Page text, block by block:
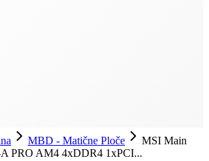
MBD - Matične Ploče
MSI Main
PRO AM4 4xDDR4 1xPCI...